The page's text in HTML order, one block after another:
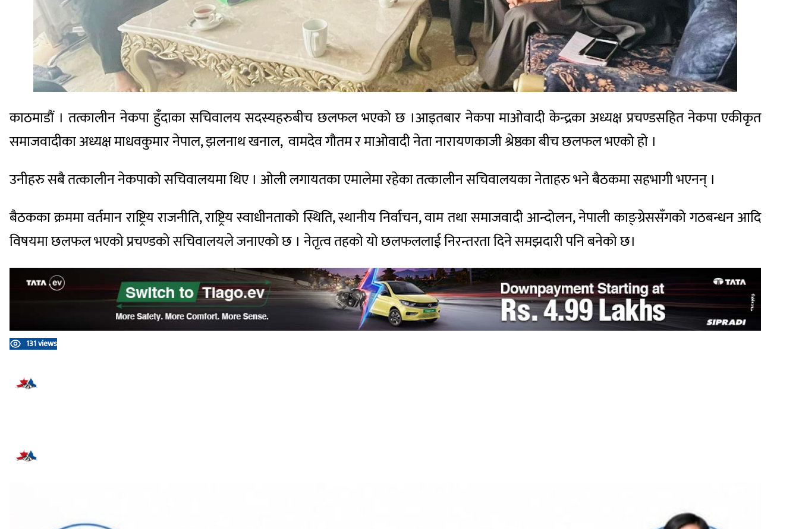
काठमाडौं । तत्कालीन नेकपा हुँदाका सचिवालय सदस्यहरुबीच छलफल भएको छ ।आइतबार नेकपा माओवादी केन्द्रका अध्यक्ष प्रचण्डसहित नेकपा एकीकृत
समाजवादीका अध्यक्ष माधवकुमार नेपाल, झलनाथ खनाल, वामदेव गौतम र माओवादी नेता नारायणकाजी श्रेष्ठका बीच छलफल भएको हो ।
उनीहरु सबै तत्कालीन नेकपाको सचिवालयमा थिए । ओली लगायतका एमालेमा रहेका तत्कालीन सचिवालयका नेताहरु भने बैठकमा सहभागी भएनन् ।
बैठकका क्रममा वर्तमान राष्ट्रिय राजनीति, राष्ट्रिय स्वाधीनताको स्थिति, स्थानीय निर्वाचन, वाम तथा समाजवादी आन्दोलन, नेपाली काङ्ग्रेससँगको गठबन्धन आदि
विषयमा छलफल भएको प्रचण्डको सचिवालयले जनाएको छ । नेतृत्व तहको यो छलफललाई निरन्तरता दिने समझदारी पनि बनेको छ।
131 views